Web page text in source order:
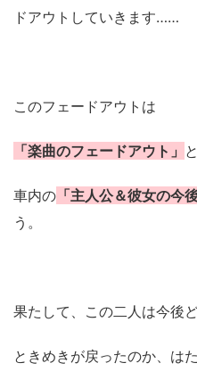
ドアウトしていきます……
このフェードアウトは
「楽曲のフェードアウト」
車内の 「主人公＆彼女の今後
う。
果たして、この二人は今後
ときめきが戻ったのか、は